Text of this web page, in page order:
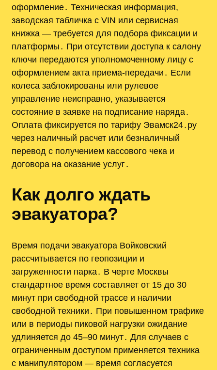
оформление․ Техническая информация,
заводская табличка с VIN или сервисная
книжка — требуется для подбора фиксации и
платформы․ При отсутствии доступа к салону
ключи передаются уполномоченному лицу с
оформлением акта приема-передачи․ Если
колеса заблокированы или рулевое
управление неисправно, указывается
состояние в заявке на подписание наряда․
Оплата фиксируется по тарифу Эвамск24․ру
через наличный расчет или безналичный
перевод с получением кассового чека и
договора на оказание услуг․
Как долго ждать
эвакуатора?
Время подачи эвакуатора Войковский
рассчитывается по геопозиции и
загруженности парка․ В черте Москвы
стандартное время составляет от 15 до 30
минут при свободной трассе и наличии
свободной техники․ При повышенном трафике
или в периоды пиковой нагрузки ожидание
удлиняется до 45–90 минут․ Для случаев с
ограниченным доступом применяется техника
с манипулятором — время согласуется